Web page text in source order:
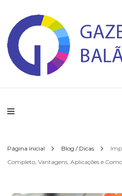
Gazeta do
Página inicial Blog / Dicas
Completo, Vantagens, Aplicações e